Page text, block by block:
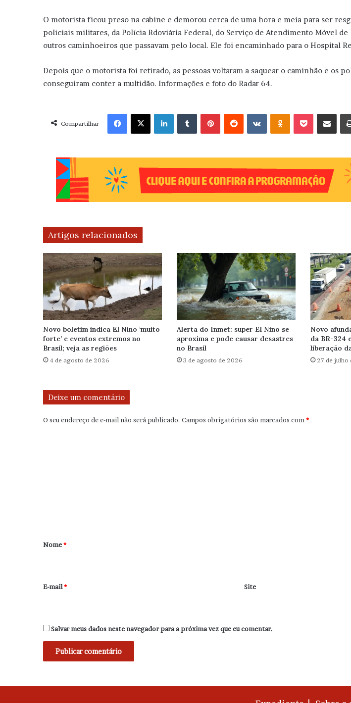
O motorista ficou preso na cabine e demorou cerca de uma hora e meia para ser
policiais militares, da Polícia Rdoviária Federal, do Serviço de Atendimento Móvel de
outros caminhoeiros que passavam pelo local. Ele foi encaminhado para o Hospital
Depois que o motorista foi retirado, as pessoas voltaram a saquear o caminhão e os
conseguiram conter a multidão. Informações e foto do Radar 64.
Compartilhar
Facebook X Linkedin VK OK
Artigos relacionados
Novo boletim indica El Niño ‘muito
forte’ e eventos extremos no
Brasil; veja as regiões
4 de agosto de 2026
Alerta do Inmet: super El Niño se
aproxima e pode causar desastres
no Brasil
3 de agosto de 2026
Novo
da BR-324
liberação
27 de julho
Deixe um comentário
O seu endereço de e-mail não será publicado. Campos obrigatórios são marcados com*
r
*
Nome*
E-mail* Site
Salvar meus dados neste navegador para a próxima vez que eu comentar.